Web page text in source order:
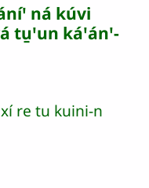
ná kúvi
tu̱ꞌun káꞌánꞌ-
re tu kuini-n